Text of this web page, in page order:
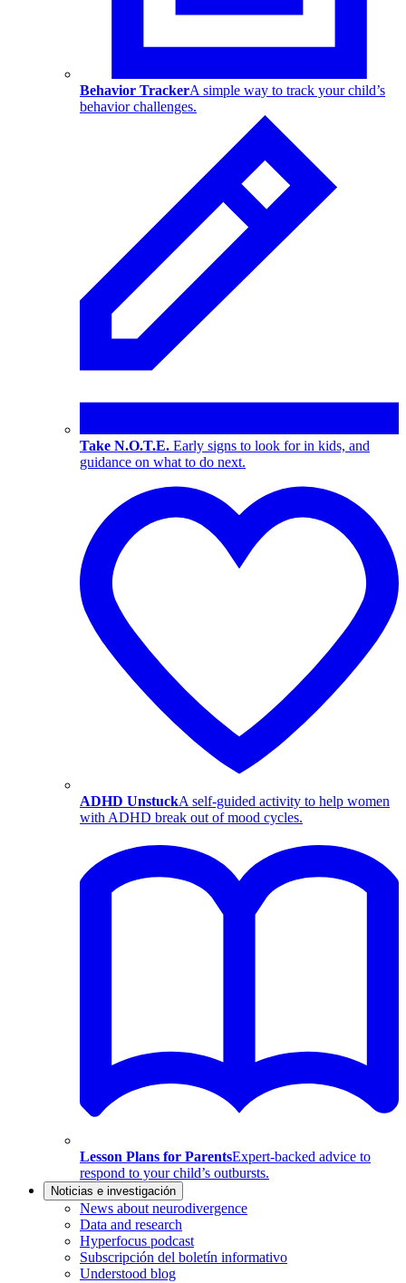
Behavior TrackerA simple way to track your child’s
behavior challenges.
Take N.O.T.E. Early signs to look for in kids, and
guidance on what to do next.
ADHD UnstuckA self-guided activity to help women
with ADHD break out of mood cycles.
Lesson Plans for ParentsExpert-backed advice to
respond to your child’s outbursts.
Noticias e investigación
News about neurodivergence
Data and research
Hyperfocus podcast
Subscripción del boletín informativo
Understood blog